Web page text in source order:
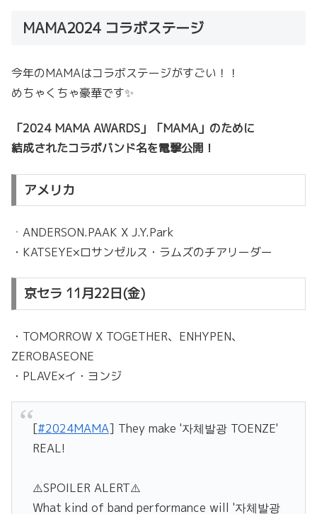
MAMA2024 コラボステージ
今年のMAMAはコラボステージがすごい！！
めちゃくちゃ豪華です✨
「2024 MAMA AWARDS」「MAMA」のために
結成されたコラボバンド名を電撃公開！
アメリカ
ㆍANDERSON.PAAK X J.Y.Park
・KATSEYE×ロサンゼルス・ラムズのチアリーダー
京セラ 11月22日(金)
・TOMORROW X TOGETHER、ENHYPEN、
ZEROBASEONE
・PLAVE×イ・ヨンジ
[#2024MAMA] They make '자체발광 TOENZE'
REAL!
⚠️SPOILER ALERT⚠️
What kind of band performance will '자체발광